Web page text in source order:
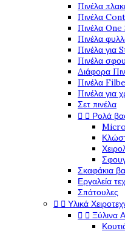
Πινέλα
Πινέλα
Πινέλα
Πινέλα
Πινέλα για
Πινέλα
Διάφορα
Πινέλα
Πινέλα για
Σετ πινέλα
  Ρολά
Σκαφάκια
Εργαλεία
Σπάτουλες
  Υλικά
  Ξύλινα